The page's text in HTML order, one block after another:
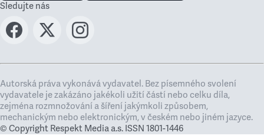
Sledujte nás
Autorská práva vykonává vydavatel. Bez písemného svolení
vydavatele je zakázáno jakékoli užití částí nebo celku díla,
zejména rozmnožování a šíření jakýmkoli způsobem,
mechanickým nebo elektronickým, v českém nebo jiném jazyce.
© Copyright Respekt Media a.s. ISSN 1801-1446